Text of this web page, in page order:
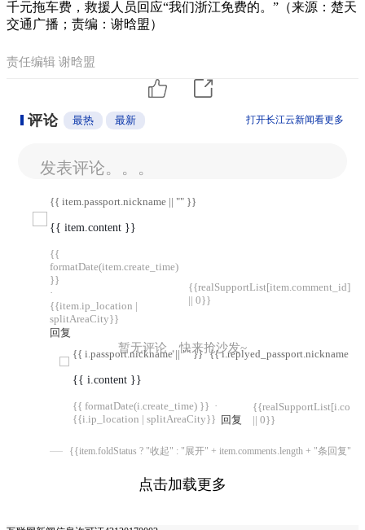
千元拖车费，救援人员回应“我们浙江免费的。”（来源：楚天
交通广播；责编：谢晗盟）
责任编辑 谢晗盟
评论 最热 最新 打开长江云新闻看更多
发表评论。。。
{{ item.passport.nickname || "" }}
{{ item.content }}
{{
formatDate(item.create_time)
}}
·
{{item.ip_location |
splitAreaCity}}
回复
{{realSupportList[item.comment_id]
|| 0}}
{{ i.passport.nickname || "" }} {{ i.replyed_passport.nickname ||
{{ i.content }}
{{ formatDate(i.create_time) }} ·
{{i.ip_location | splitAreaCity}} 回复
|| 0}}
{{item.foldStatus ? "收起" : "展开" + item.comments.length + "条回复"}}
暂无评论，快来抢沙发~
点击加载更多